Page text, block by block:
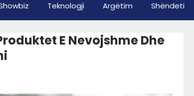
Teknologji Argëtim Shëndeti
E Nevojshme Dhe